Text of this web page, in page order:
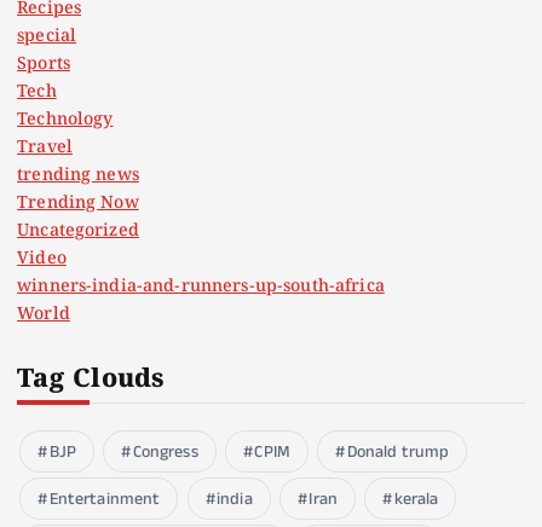
Recipes
special
Sports
Tech
Technology
Travel
trending news
Trending Now
Uncategorized
Video
winners-india-and-runners-up-south-africa
World
Tag Clouds
BJP Congress CPIM
Donald trump
Entertainment
india Iran
kerala